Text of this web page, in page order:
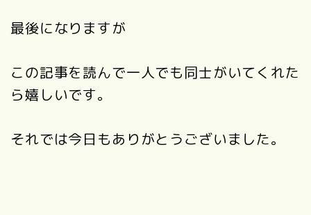
最後になりますが
この記事を読んで一人でも同士がいてくれた
ら嬉しいです。
それでは今日もありがとうございました。